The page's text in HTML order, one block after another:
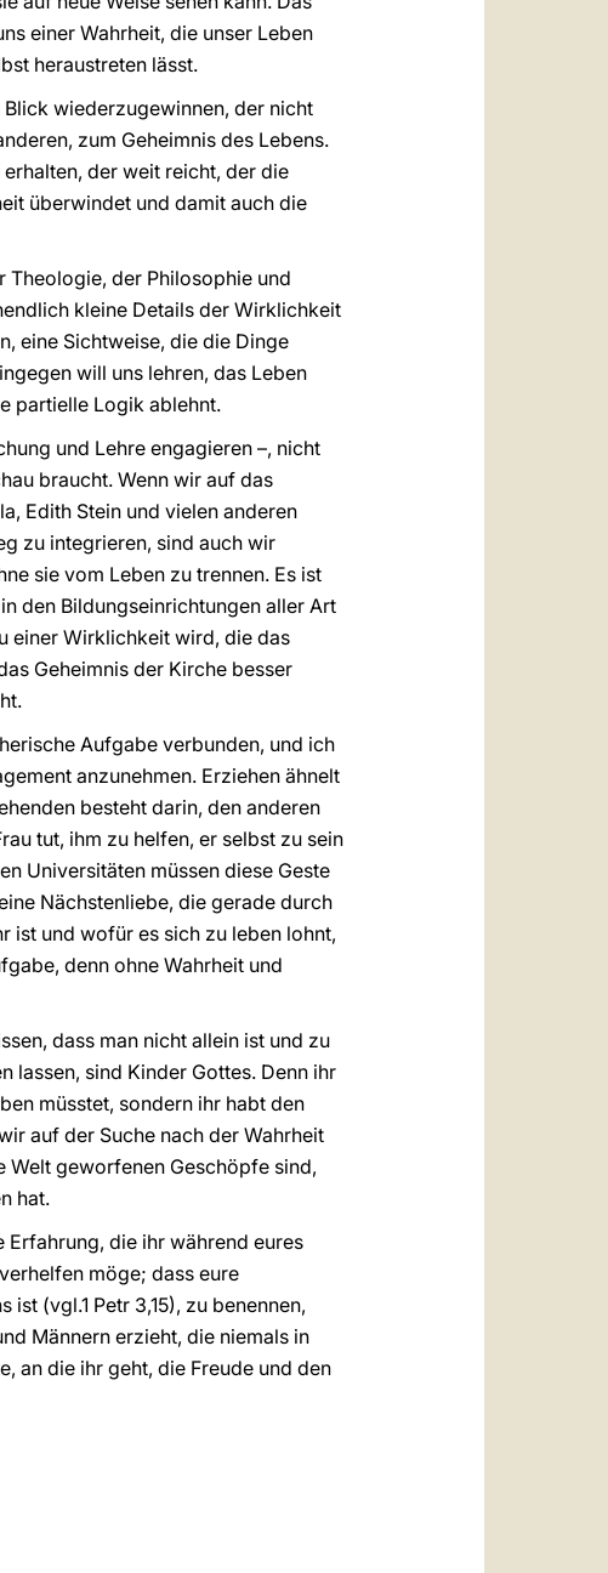
einer Wahrheit, die unser Leben
heraustreten lässt.
wiederzugewinnen, der nicht
zum Geheimnis des Lebens.
der weit reicht, der die
überwindet und damit auch die
Theologie, der Philosophie und
kleine Details der Wirklichkeit
eine Sichtweise, die die Dinge
will uns lehren, das Leben
partielle Logik ablehnt.
und Lehre engagieren –, nicht
braucht. Wenn wir auf das
Edith Stein und vielen anderen
zu integrieren, sind auch wir
sie vom Leben zu trennen. Es ist
den Bildungseinrichtungen aller Art
einer Wirklichkeit wird, die das
Geheimnis der Kirche besser
Aufgabe verbunden, und ich
anzunehmen. Erziehen ähnelt
besteht darin, den anderen
tut, ihm zu helfen, er selbst zu sein
Universitäten müssen diese Geste
Nächstenliebe, die gerade durch
ist und wofür es sich zu leben lohnt,
denn ohne Wahrheit und
dass man nicht allein ist und zu
lassen, sind Kinder Gottes. Denn ihr
müsstet, sondern ihr habt den
auf der Suche nach der Wahrheit
Welt geworfenen Geschöpfe sind,
hat.
Erfahrung, die ihr während eures
möge; dass eure
(vgl.1 Petr 3,15), zu benennen,
Männern erzieht, die niemals in
an die ihr geht, die Freude und den